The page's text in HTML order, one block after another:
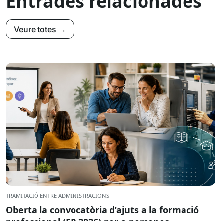
Veure totes →
TRAMITACIÓ ENTRE ADMINISTRACIONS
Oberta la convocatòria d’ajuts a la formació